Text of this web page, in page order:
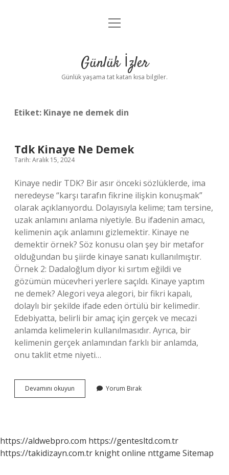
Anasayfa
Yasal Uyarı
menüyü
Günlük İzler
Günlük yaşama tat katan kısa bilgiler.
Etiket: Kinaye ne demek din
Tdk Kinaye Ne Demek
Tarih: Aralık 15, 2024
Kinaye nedir TDK? Bir asır önceki sözlüklerde, ima
neredeyse “karşı tarafın fikrine ilişkin konuşmak”
olarak açıklanıyordu. Dolayısıyla kelime; tam tersine,
uzak anlamını anlama niyetiyle. Bu ifadenin amacı,
kelimenin açık anlamını gizlemektir. Kinaye ne
demektir örnek? Söz konusu olan şey bir metafor
olduğundan bu şiirde kinaye sanatı kullanılmıştır.
Örnek 2: Dadaloğlum diyor ki sırtım eğildi ve
gözümün mücevheri yerlere saçıldı. Kinaye yaptım
ne demek? Alegori veya alegori, bir fikri kapalı,
dolaylı bir şekilde ifade eden örtülü bir kelimedir.
Edebiyatta, belirli bir amaç için gerçek ve mecazi
anlamda kelimelerin kullanılmasıdır. Ayrıca, bir
kelimenin gerçek anlamından farklı bir anlamda,
onu taklit etme niyeti…
Devamını okuyun
Kinaye
Yorum Bırak
https://aldwebpro.com https://gentesltd.com.tr
https://takidizayn.com.tr knight online nttgame Sitemap